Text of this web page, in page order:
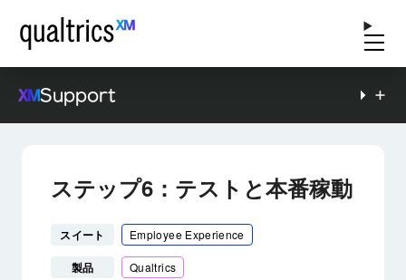
Support
ステップ6：テストと本番稼動
スイート Employee Experience
製品 Qualtrics